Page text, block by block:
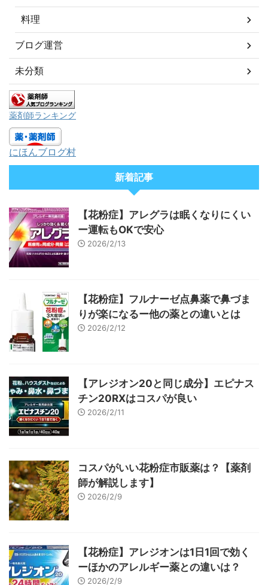
料理
ブログ運営
未分類
薬剤師ランキング
にほんブログ村
新着記事
【花粉症】アレグラは眠くなりにくい
ー運転もOKで安心
2026/2/13
【花粉症】フルナーゼ点鼻薬で鼻づま
りが楽になるー他の薬との違いとは
2026/2/12
【アレジオン20と同じ成分】エピナス
チン20RXはコスパが良い
2026/2/11
コスパがいい花粉症市販薬は？【薬剤
師が解説します】
2026/2/9
【花粉症】アレジオンは1日1回で効く
ーほかのアレルギー薬との違いは？
2026/2/9